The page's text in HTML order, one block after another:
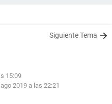
Siguiente Tema
15:09
2019 a las 22:21